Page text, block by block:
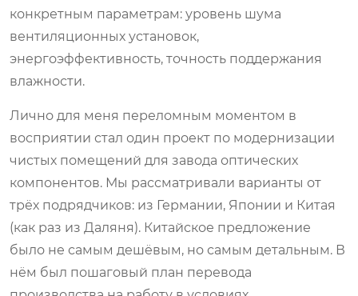
конкретным параметрам: уровень шума
вентиляционных установок,
энергоэффективность, точность поддержания
влажности.
Лично для меня переломным моментом в
восприятии стал один проект по модернизации
чистых помещений для завода оптических
компонентов. Мы рассматривали варианты от
трёх подрядчиков: из Германии, Японии и Китая
(как раз из Даляня). Китайское предложение
было не самым дешёвым, но самым детальным. В
нём был пошаговый план перевода